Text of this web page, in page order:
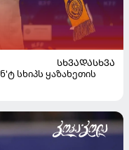
ᲡᲮᲕᲐᲓᲐᲡᲮᲕᲐ
სხიპს ყაზახეთის